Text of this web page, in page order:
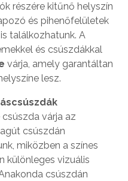
részére kitűnő helyszín
és pihenőfelületek
találkozhatunk. A
és csúszdákkal
várja, amely garantáltan
lesz.
várja az
csúszdán
miközben a színes
különleges vizuális
csúszdán